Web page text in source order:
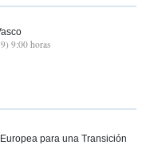
9:00 horas
para una Transición